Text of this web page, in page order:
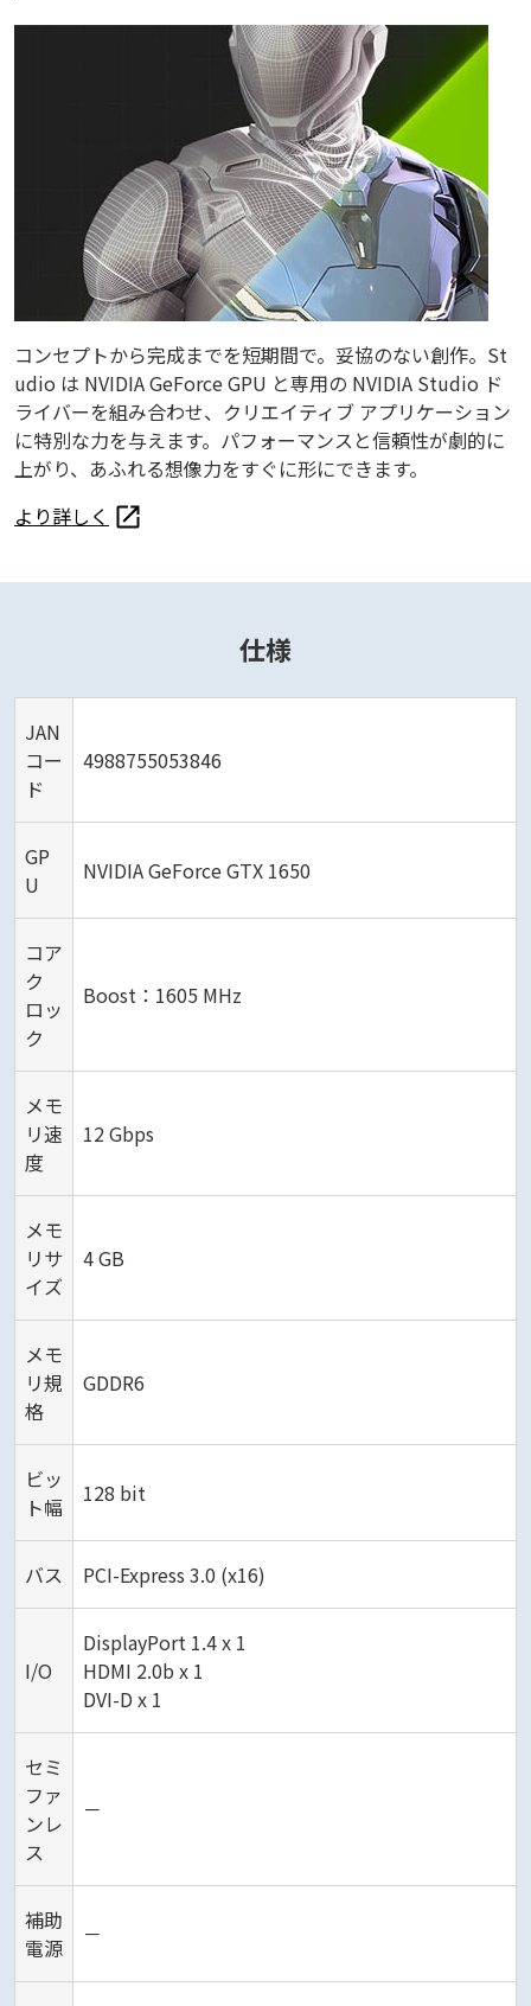
コンセプトから完成までを短期間で。妥協のない創作。St
udio は NVIDIA GeForce GPU と専用の NVIDIA Studio ド
ライバーを組み合わせ、クリエイティブ アプリケーション
に特別な力を与えます。パフォーマンスと信頼性が劇的に
上がり、あふれる想像力をすぐに形にできます。
より詳しく
仕様
JAN
コー
ド
4988755053846
GP
U
NVIDIA GeForce GTX 1650
コア
ク
ロッ
ク
Boost：1605 MHz
メモ
リ速
度
12 Gbps
メモ
リサ
イズ
4 GB
メモ
リ規
格
GDDR6
ビッ
ト幅
128 bit
バス PCI-Express 3.0 (x16)
I/O
DisplayPort 1.4 x 1
HDMI 2.0b x 1
DVI-D x 1
セミ
ファ
ンレ
ス
－
補助
電源
－